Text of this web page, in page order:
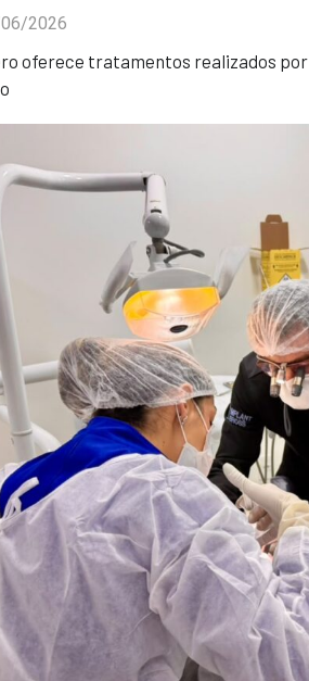
2026
oferece tratamentos realizados